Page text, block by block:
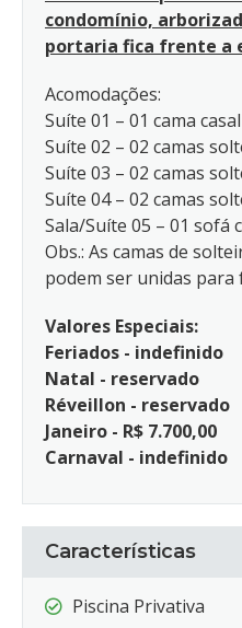
condomínio,
portaria fica frente a
Acomodações:
Suíte 01 – 01 cama
Suíte 02 – 02 camas
Suíte 03 – 02 camas
Suíte 04 – 02 camas
Sala/Suíte 05 – 01 sofá
Obs.: As camas de
podem ser unidas para
Valores Especiais:
Feriados - indefinido
Natal - reservado
Réveillon - reservado
Janeiro - R$ 7.700,00
Carnaval - indefinido
Características
Piscina Privativa